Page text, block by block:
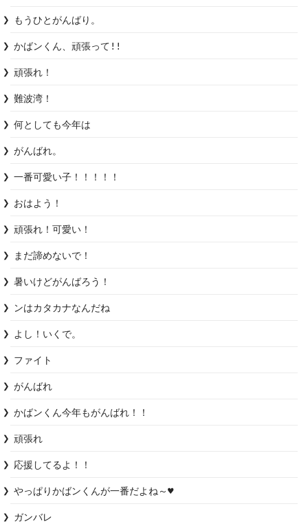
もうひとがんばり。
かばンくん、頑張って!!
頑張れ！
難波湾！
何としても今年は
がんばれ。
一番可愛い子！！！！！
おはよう！
頑張れ！可愛い！
まだ諦めないで！
暑いけどがんばろう！
ンはカタカナなんだね
よし！いくで。
ファイト
がんばれ
かばンくん今年もがんばれ！！
頑張れ
応援してるよ！！
やっぱりかばンくんが一番だよね～♥️
ガンバレ